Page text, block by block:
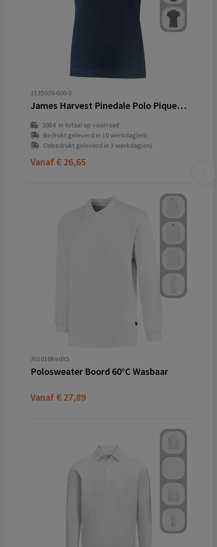
2125039-600-3
James Harvest Pinedale Polo Pique Dames
2084in totaal op voorraad
Bedrukt geleverd in 10 werkdag(en)
Onbedrukt geleverd in 3 werkdag(en)
Vanaf € 26,65
301016RedXS
Polosweater Boord 60°C Wasbaar
Vanaf € 27,89